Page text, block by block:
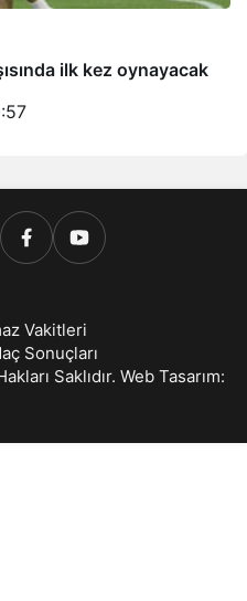
ilk kez oynayacak
Vakitleri
Sonuçları
Saklıdır. Web Tasarım: